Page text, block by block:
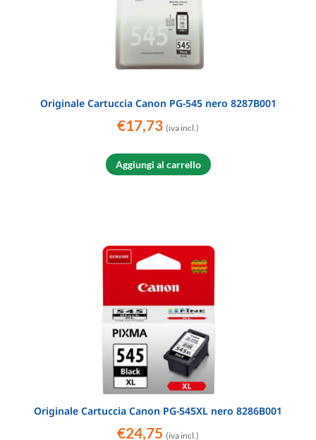
Originale Cartuccia Canon PG-545 nero 8287B001
€17,73 (iva incl.)
Aggiungi al carrello
Originale Cartuccia Canon PG-545XL nero 8286B001
€24,75 (iva incl.)